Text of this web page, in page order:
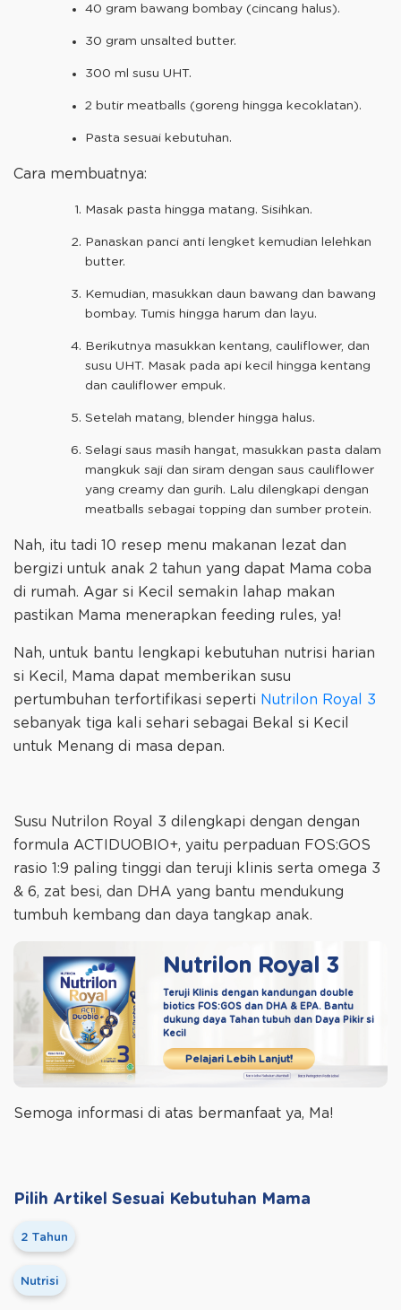
40 gram bawang bombay (cincang halus).
30 gram unsalted butter.
300 ml susu UHT.
2 butir meatballs (goreng hingga kecoklatan).
Pasta sesuai kebutuhan.
Cara membuatnya:
Masak pasta hingga matang. Sisihkan.
Panaskan panci anti lengket kemudian lelehkan
butter.
Kemudian, masukkan daun bawang dan bawang
bombay. Tumis hingga harum dan layu.
Berikutnya masukkan kentang, cauliflower, dan
susu UHT. Masak pada api kecil hingga kentang
dan cauliflower empuk.
Setelah matang, blender hingga halus.
Selagi saus masih hangat, masukkan pasta dalam
mangkuk saji dan siram dengan saus cauliflower
yang creamy dan gurih. Lalu dilengkapi dengan
meatballs sebagai topping dan sumber protein.
Nah, itu tadi 10 resep menu makanan lezat dan
bergizi untuk anak 2 tahun yang dapat Mama coba
di rumah. Agar si Kecil semakin lahap makan
pastikan Mama menerapkan feeding rules, ya!
Nah, untuk bantu lengkapi kebutuhan nutrisi harian
si Kecil, Mama dapat memberikan susu
pertumbuhan terfortifikasi seperti Nutrilon Royal 3
sebanyak tiga kali sehari sebagai Bekal si Kecil
untuk Menang di masa depan.
Susu Nutrilon Royal 3 dilengkapi dengan dengan
formula ACTIDUOBIO+, yaitu perpaduan FOS:GOS
rasio 1:9 paling tinggi dan teruji klinis serta omega 3
& 6, zat besi, dan DHA yang bantu mendukung
tumbuh kembang dan daya tangkap anak.
Nutrilon Royal 3
Teruji Klinis dengan kandungan double
biotics FOS:GOS dan DHA & EPA. Bantu
dukung daya Tahan tubuh dan Daya Pikir si
Kecil
Pelajari Lebih Lanjut!
Semoga informasi di atas bermanfaat ya, Ma!
Pilih Artikel Sesuai Kebutuhan Mama
2 Tahun
Nutrisi